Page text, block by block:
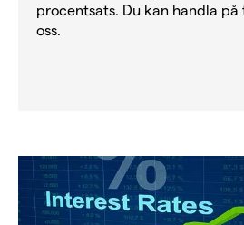
procentsats. Du kan handla
oss.